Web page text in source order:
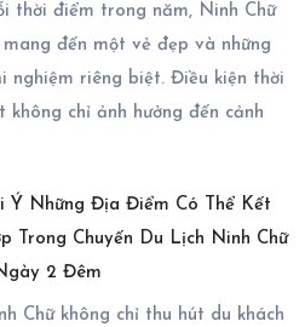
Dưỡng
Tại
Chiu
Chiu
Có
Thực
Sự
Đáng
thời điểm trong năm, Ninh Chữ
mang đến một vẻ đẹp và những
nghiệm riêng biệt. Điều kiện thời
không chỉ ảnh hưởng đến cảnh
Ý Những Địa Điểm Có Thể Kết
Trong Chuyến Du Lịch Ninh Chữ
2 Đêm
Chữ không chỉ thu hút du khách